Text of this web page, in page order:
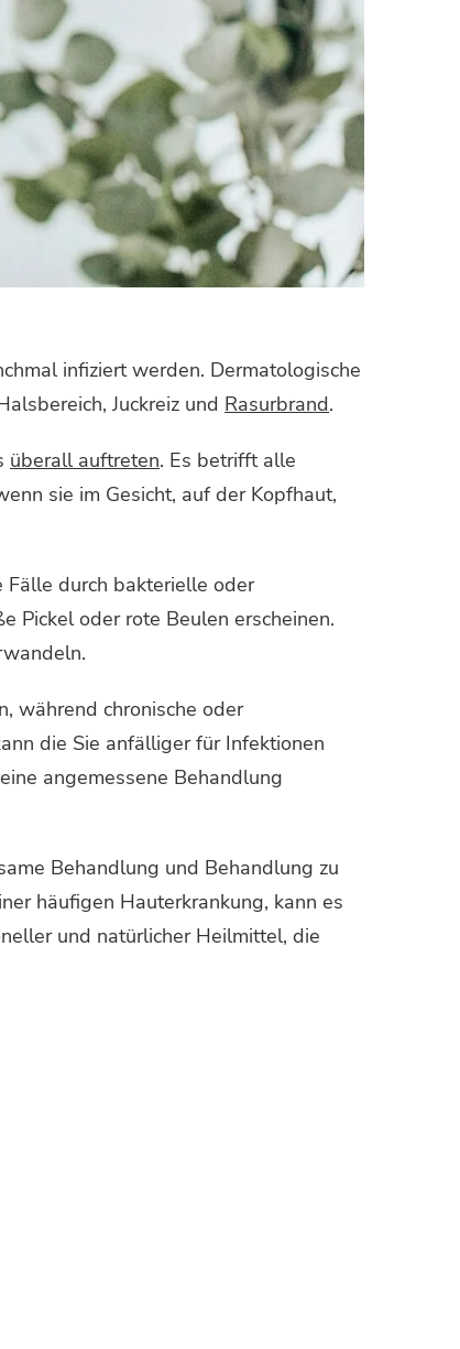
infiziert werden. Dermatologische
Juckreiz und Rasurbrand.
überall auftreten. Es betrifft alle
sie im Gesicht, auf der Kopfhaut,
durch bakterielle oder
Pickel oder rote Beulen erscheinen.
während chronische oder
die Sie anfälliger für Infektionen
angemessene Behandlung
Behandlung und Behandlung zu
häufigen Hauterkrankung, kann es
und natürlicher Heilmittel, die